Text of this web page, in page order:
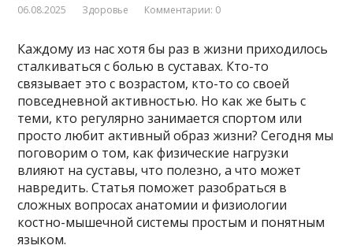
06.08.2025 Здоровье Комментарии: 0
Каждому из нас хотя бы раз в жизни приходилось
сталкиваться с болью в суставах. Кто-то
связывает это с возрастом, кто-то со своей
повседневной активностью. Но как же быть с
теми, кто регулярно занимается спортом или
просто любит активный образ жизни? Сегодня мы
поговорим о том, как физические нагрузки
влияют на суставы, что полезно, а что может
навредить. Статья поможет разобраться в
сложных вопросах анатомии и физиологии
костно-мышечной системы простым и понятным
языком.